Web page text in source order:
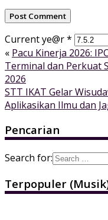
Current ye@r*
« Pacu Kinerja 2026:
Terminal dan Perkuat
2026
STT IKAT Gelar
Aplikasikan Ilmu dan
Pencarian
Search for:
Terpopuler